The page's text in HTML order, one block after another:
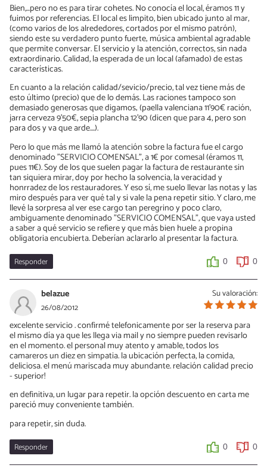
Bien,...pero no es para tirar cohetes. No conocía el local, éramos 11 y
fuimos por referencias. El local es limpito, bien ubicado junto al mar,
(como varios de los alrededores, cortados por el mismo patrón),
siendo este su verdadero punto fuerte; música ambiental agradable
que permite conversar. El servicio y la atención, correctos, sin nada
extraordinario. Calidad, la esperada de un local (afamado) de estas
características.
En cuanto a la relación calidad/sevicio/precio, tal vez tiene más de
esto último (precio) que de lo demás. Las raciones tampoco son
demasiado generosas que digamos; (paella valenciana 11'90€ ración,
jarra cerveza 9'50€, sepia plancha 12'90 (dicen que para 4, pero son
para dos y va que arde....).
Pero lo que más me llamó la atención sobre la factura fue el cargo
denominado "SERVICIO COMENSAL", a 1€ por comesal (éramos 11,
pues 11€). Soy de los que suelen pagar la factura de restaurante sin
tan siquiera mirar, doy por hecho la solvencia, la veracidad y
honrradez de los restauradores. Y eso sí, me suelo llevar las notas y las
miro después para ver qué tal y si vale la pena repetir sitio. Y claro, me
llevé la sorpresa al ver ese cargo tan peregrino y poco claro,
ambiguamente denominado "SERVICIO COMENSAL", que vaya usted
a saber a qué servicio se refiere y que más bien huele a propina
obligatoria encubierta. Deberían aclararlo al presentar la factura.
Responder 0 0
Su valoración:
belazue
26/08/2012
excelente servicio . confirmé telefonicamente por ser la reserva para
el mismo día ya que les llega via mail y no siempre pueden revisarlo
en el momento. el personal muy atento y amable, todos los
camareros un diez en simpatia. la ubicación perfecta, la comida,
deliciosa. el menú mariscada muy abundante. relación calidad precio
- superior!
en definitiva, un lugar para repetir. la opción descuento en carta me
pareció muy conveniente también.
para repetir, sin duda.
Responder 0 0